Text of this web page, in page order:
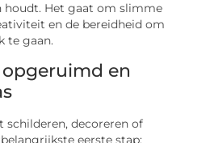
houdt. Het gaat om slimme
en de bereidheid om
te gaan.
opgeruimd en
schilderen, decoreren of
eerste stap: